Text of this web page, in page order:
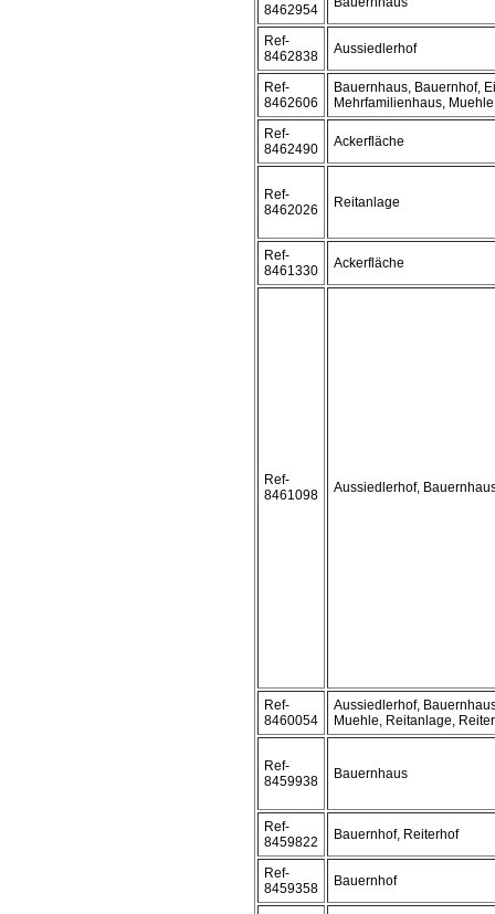
8462954
Ref-
8462838
Aussiedlerhof
Ref-
8462606
Bauernhaus, Bauernhof,
Mehrfamilienhaus, Muehle
Ref-
8462490
Ackerfläche
Ref-
8462026
Reitanlage
Ref-
8461330
Ackerfläche
Ref-
8461098
Aussiedlerhof,
Ref-
8460054
Aussiedlerhof,
Muehle, Reitanlage,
Ref-
8459938
Bauernhaus
Ref-
8459822
Bauernhof, Reiterhof
Ref-
8459358
Bauernhof